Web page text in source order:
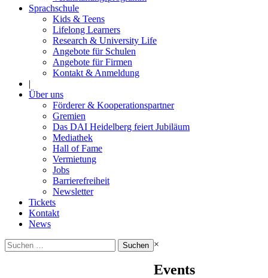
Sprachschule
Kids & Teens
Lifelong Learners
Research & University Life
Angebote für Schulen
Angebote für Firmen
Kontakt & Anmeldung
|
Über uns
Förderer & Kooperationspartner
Gremien
Das DAI Heidelberg feiert Jubiläum
Mediathek
Hall of Fame
Vermietung
Jobs
Barrierefreiheit
Newsletter
Tickets
Kontakt
News
Suchen
nach:
×
Events